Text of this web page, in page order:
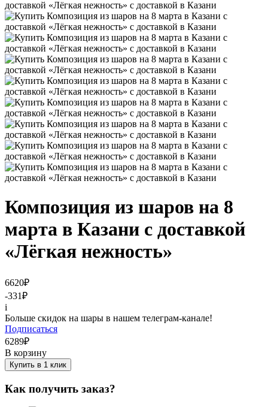
Композиция из шаров на 8
марта в Казани с доставкой
«Лёгкая нежность»
6620₽
-331₽
i
Больше скидок на шары в нашем телеграм-канале!
Подписаться
6289₽
В корзину
Купить в 1 клик
Как получить заказ?